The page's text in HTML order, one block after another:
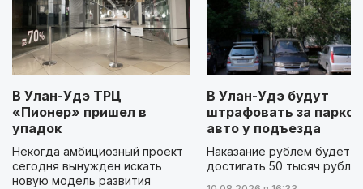
В Улан-Удэ ТРЦ
«Пионер» пришел в
упадок
Некогда амбициозный проект
сегодня вынужден искать
новую модель развития
В Улан-Удэ будут
штрафовать за
авто у подъезда
Наказание рублем будет
достигать 50 тысяч